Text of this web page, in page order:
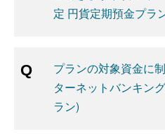
定 円貨定期預金プラ
プランの対象資金に
ターネットバンキン
ラン)